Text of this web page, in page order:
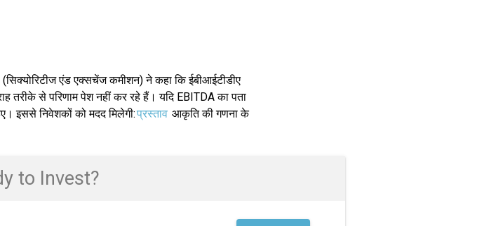
एंड एक्सचेंज कमीशन) ने कहा कि ईबीआईटीडीए
तरीके से परिणाम पेश नहीं कर रहे हैं। यदि EBITDA का पता
इससे निवेशकों को मदद मिलेगी:प्रस्ताव आकृति की गणना के
to Invest?